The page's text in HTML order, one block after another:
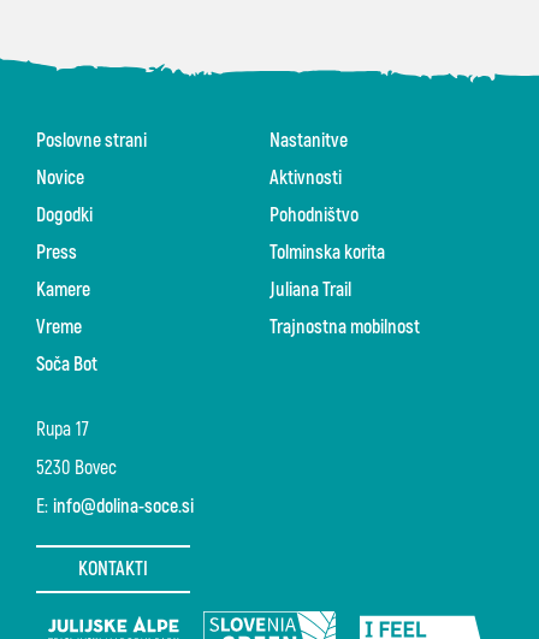
Rupa 17
5230 Bovec
E: info@dolina-soce.si
KONTAKTI
Poslovne strani
Novice
Dogodki
Press
Kamere
Vreme
Soča Bot
Nastanitve
Aktivnosti
Pohodništvo
Tolminska korita
Juliana Trail
Trajnostna mobilnost